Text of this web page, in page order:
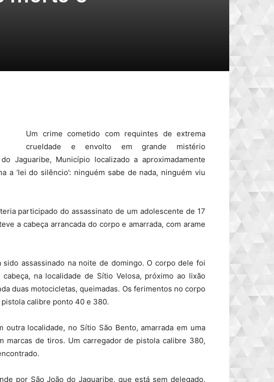
Um crime cometido com requintes de extrema
crueldade e envolto em grande mistério
Jaguaribe, Município localizado a aproximadamente
a ‘lei do silêncio’: ninguém sabe de nada, ninguém viu
participado do assassinato de um adolescente de 17
a cabeça arrancada do corpo e amarrada, com arame
sido assassinado na noite de domingo. O corpo dele foi
na localidade de Sítio Velosa, próximo ao lixão
duas motocicletas, queimadas. Os ferimentos no corpo
calibre ponto 40 e 380.
outra localidade, no Sítio São Bento, amarrada em uma
marcas de tiros. Um carregador de pistola calibre 380,
por São João do Jaguaribe, que está sem delegado.